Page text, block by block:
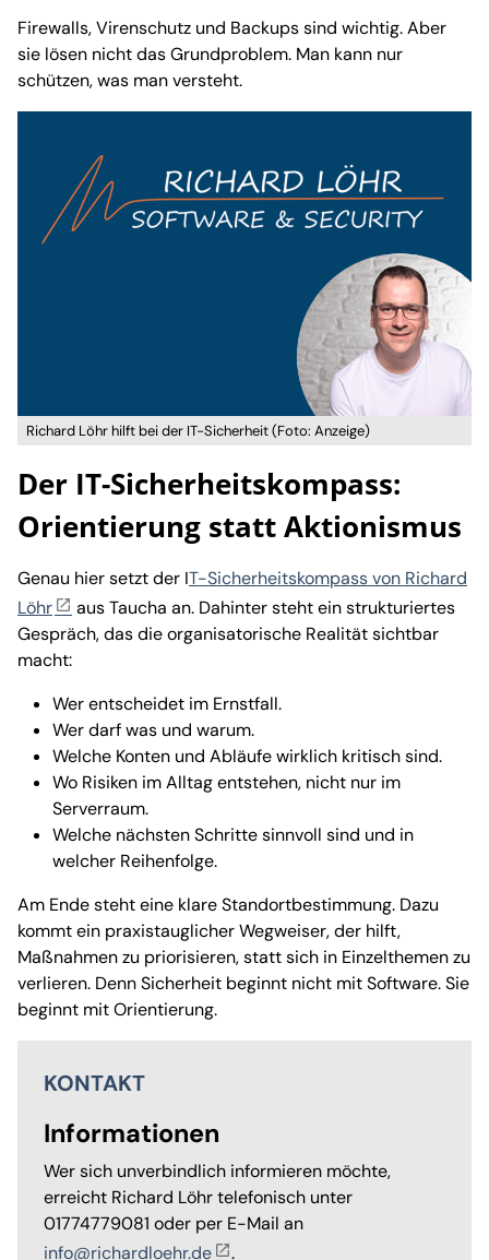
Firewalls, Virenschutz und Backups sind wichtig. Aber
sie lösen nicht das Grundproblem. Man kann nur
schützen, was man versteht.
Richard Löhr hilft bei der IT-Sicherheit (Foto: Anzeige)
Der IT-Sicherheitskompass:
Orientierung statt Aktionismus
Genau hier setzt der IT-Sicherheitskompass von Richard
Löhr
aus Taucha an. Dahinter steht ein strukturiertes
Gespräch, das die organisatorische Realität sichtbar
macht:
Wer entscheidet im Ernstfall.
Wer darf was und warum.
Welche Konten und Abläufe wirklich kritisch sind.
Wo Risiken im Alltag entstehen, nicht nur im
Serverraum.
Welche nächsten Schritte sinnvoll sind und in
welcher Reihenfolge.
Am Ende steht eine klare Standortbestimmung. Dazu
kommt ein praxistauglicher Wegweiser, der hilft,
Maßnahmen zu priorisieren, statt sich in Einzelthemen zu
verlieren. Denn Sicherheit beginnt nicht mit Software. Sie
beginnt mit Orientierung.
KONTAKT
Informationen
Wer sich unverbindlich informieren möchte,
erreicht Richard Löhr telefonisch unter
01774779081 oder per E-Mail an
info@richardloehr.de
.